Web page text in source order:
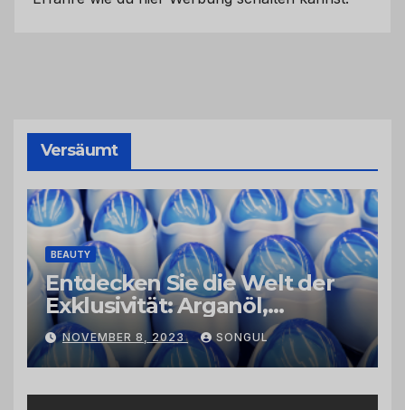
Versäumt
BEAUTY
Entdecken Sie die Welt der
Exklusivität: Arganöl,
Kaktusfeigenkernöl und
Schwarzkümmelöl von
vertrauenswürdigen
Großhändlern und Anbietern
NOVEMBER 8, 2023 SONGUL